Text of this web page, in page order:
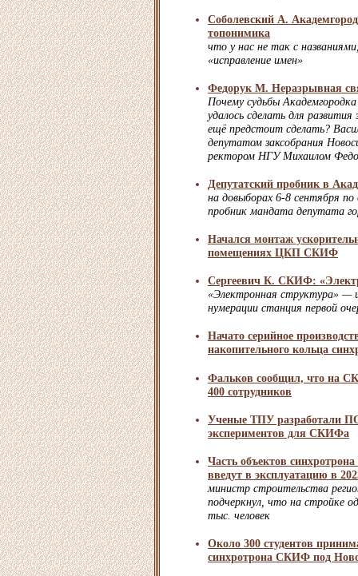
Соболевский А.
топонимика
что у нас не так с
«исправление имен»
Федорук М. Неразрывная
Почему судьбы
удалось сделать для
ещё предстоит сделать?
депутатом заксобрания
ректором НГУ Михаилом
Депутатский пробник в
на довыборах 6-8 сентября
пробник мандата депутата
Начался монтаж
помещениях ЦКП СКИФ
Сергеевич К. СКИФ:
«Электронная структура» —
нумерации станция первой
Начато серийное
накопительного кольца
Фальков сообщил, что на
400 сотрудников
Ученые ТПУ разработали
экспериментов для СКИФа
Часть объектов
введут в эксплуатацию в
министр строительства
подчеркнул, что на стройке
тыс. человек
Около 300 студентов
синхротрона СКИФ под